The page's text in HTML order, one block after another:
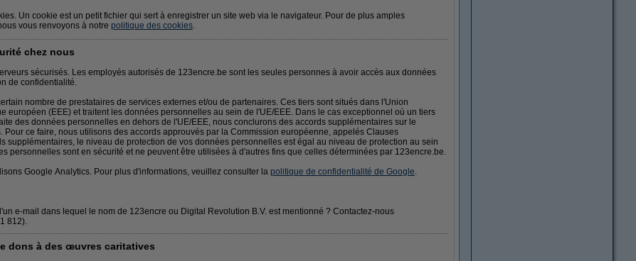
Un cookie est un petit fichier qui sert à enregistrer un site web via le navigateur. Pour de plus amples
vous renvoyons à notre politique des cookies.
chez nous
sécurisés. Les employés autorisés de 123encre.be sont les seules personnes à avoir accès aux données
de confidentialité.
nombre de prestataires de services externes et/ou de partenaires. Ces tiers sont situés dans l'Union
européen (EEE) et traitent les données personnelles au sein de l'UE/EEE. Dans le cas exceptionnel où un tiers
des données personnelles en dehors de l'UE/EEE, nous conclurons des accords supplémentaires sur le
Pour ce faire, nous utilisons des accords approuvés par la Commission européenne, appelés Clauses
supplémentaires, le niveau de protection de vos données personnelles est égal au niveau de protection au sein
personnelles sont en sécurité et ne peuvent être utilisées à d'autres fins que celles déterminées par 123encre.be.
Google Analytics. Pour plus d'informations, veuillez consulter la politique de confidentialité de Google.
e-mail dans lequel le nom de 123encre ou Digital Revolution B.V. est mentionné ? Contactez-nous
812).
dons à des œuvres caritatives